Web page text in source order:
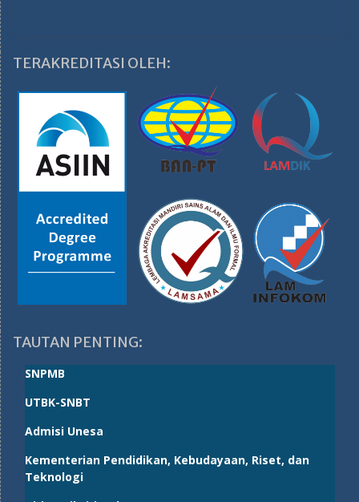
TERAKREDITASI OLEH:
TAUTAN PENTING:
SNPMB
UTBK-SNBT
Admisi Unesa
Kementerian Pendidikan, Kebudayaan, Riset, dan
Teknologi